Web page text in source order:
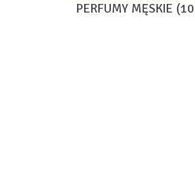
PERFUMY MĘSKIE